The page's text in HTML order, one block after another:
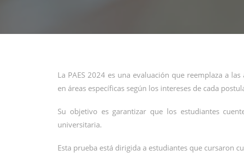
La PAES 2024 es una evaluación que reemplaza a
en áreas específicas según los intereses de cada
Su objetivo es garantizar que los estudiantes
universitaria.
Esta prueba está dirigida a estudiantes que cursaron